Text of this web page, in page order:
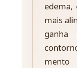
edema,
mais
ganha